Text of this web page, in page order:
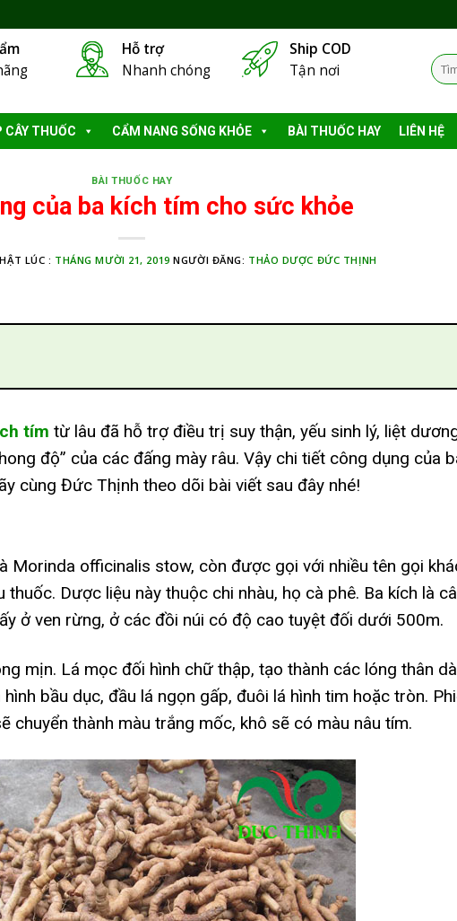
Hỗ trợ
Nhanh chóng
Ship COD
Tận nơi
Tìm
kiếm:
CÂY THUỐC CẨM NANG SỐNG KHỎE BÀI THUỐC HAY LIÊN HỆ
BÀI THUỐC HAY
của ba kích tím cho sức khỏe
LÚC : THÁNG MƯỜI 21, 2019 NGƯỜI ĐĂNG: THẢO DƯỢC ĐỨC THỊNH
tím từ lâu đã hỗ trợ điều trị suy thận, yếu sinh lý, liệt
độ” của các đấng mày râu. Vậy chi tiết công dụng của
cùng Đức Thịnh theo dõi bài viết sau đây nhé!
Morinda officinalis stow, còn được gọi với nhiều tên gọi
thuốc. Dược liệu này thuộc chi nhàu, họ cà phê. Ba kích là
ở ven rừng, ở các đồi núi có độ cao tuyệt đối dưới 500m.
mịn. Lá mọc đối hình chữ thập, tạo thành các lóng thân
bầu dục, đầu lá ngọn gấp, đuôi lá hình tim hoặc tròn.
chuyển thành màu trắng mốc, khô sẽ có màu nâu tím.